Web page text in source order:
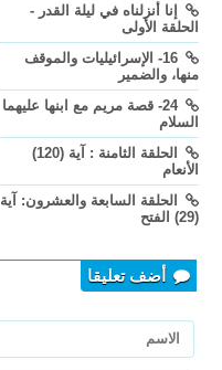
إنا أنزلناه في ليلة القدر -
الحلقة الأولى
16- الإسرائيليات والموقف
منها، والضمير
24- قصة مريم مع ابنها عليهما
السلام
الحلقة الثامنة : آية (120)
الأنعام
الحلقة السابعة والعشرون: آية
(29) الفتح
أضف تعليقا